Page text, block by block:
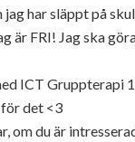
har släppt på
är FRI! Jag ska
ICT Gruppterapi 1
det <3
om du är